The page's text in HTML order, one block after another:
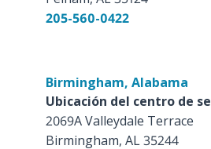
205-560-0422
Birmingham, Alabama
Ubicación del centro de
2069A Valleydale Terrace
Birmingham, AL 35244